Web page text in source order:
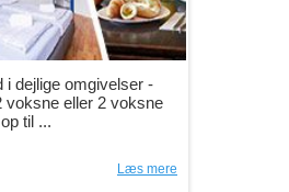
i dejlige omgivelser -
voksne eller 2 voksne
til ...
Læs mere